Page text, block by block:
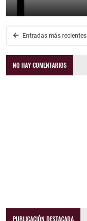
Entradas más recientes
NO HAY COMENTARIOS
PUBLICACIÓN DESTACADA